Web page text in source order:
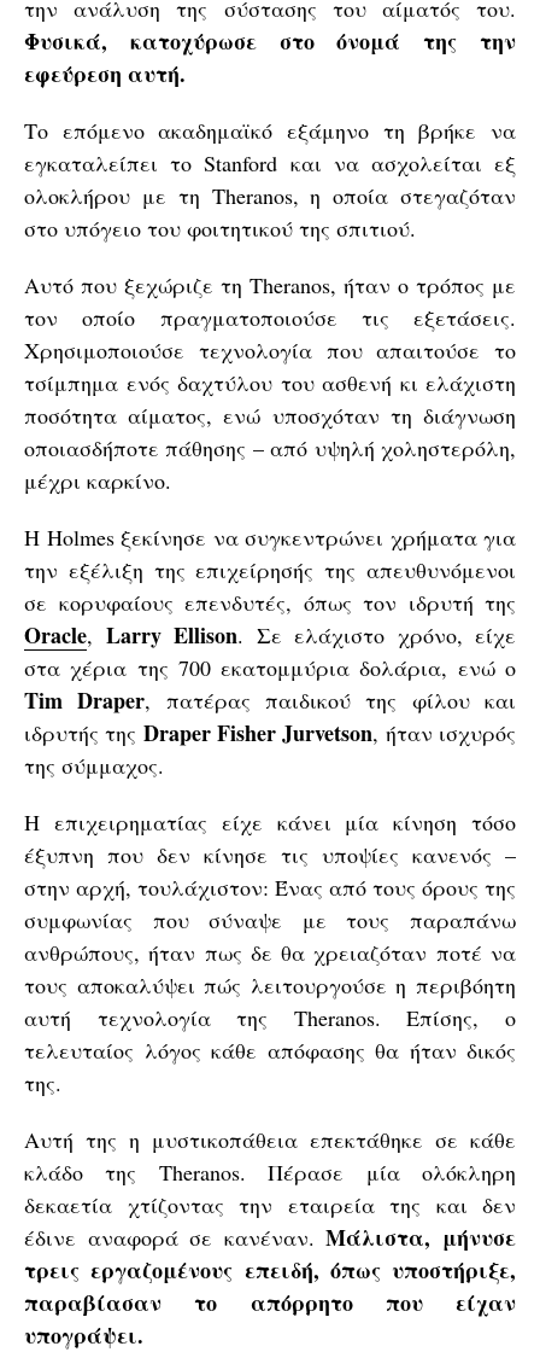
την ανάλυση της σύστασης του αίματός του.
Φυσικά, κατοχύρωσε στο όνομά της την
εφεύρεση αυτή.
Το επόμενο ακαδημαϊκό εξάμηνο τη βρήκε να
εγκαταλείπει το Stanford και να ασχολείται εξ
ολοκλήρου με τη Theranos, η οποία στεγαζόταν
στο υπόγειο του φοιτητικού της σπιτιού.
Αυτό που ξεχώριζε τη Theranos, ήταν ο τρόπος με
τον οποίο πραγματοποιούσε τις εξετάσεις.
Χρησιμοποιούσε τεχνολογία που απαιτούσε το
τσίμπημα ενός δαχτύλου του ασθενή κι ελάχιστη
ποσότητα αίματος, ενώ υποσχόταν τη διάγνωση
οποιασδήποτε πάθησης – από υψηλή χοληστερόλη,
μέχρι καρκίνο.
Η Holmes ξεκίνησε να συγκεντρώνει χρήματα για
την εξέλιξη της επιχείρησής της απευθυνόμενοι
σε κορυφαίους επενδυτές, όπως τον ιδρυτή της
Oracle, Larry Ellison. Σε ελάχιστο χρόνο, είχε
στα χέρια της 700 εκατομμύρια δολάρια, ενώ ο
Tim Draper, πατέρας παιδικού της φίλου και
ιδρυτής της Draper Fisher Jurvetson, ήταν ισχυρός
της σύμμαχος.
Η επιχειρηματίας είχε κάνει μία κίνηση τόσο
έξυπνη που δεν κίνησε τις υποψίες κανενός –
στην αρχή, τουλάχιστον: Ένας από τους όρους της
συμφωνίας που σύναψε με τους παραπάνω
ανθρώπους, ήταν πως δε θα χρειαζόταν ποτέ να
τους αποκαλύψει πώς λειτουργούσε η περιβόητη
αυτή τεχνολογία της Theranos. Επίσης, ο
τελευταίος λόγος κάθε απόφασης θα ήταν δικός
της.
Αυτή της η μυστικοπάθεια επεκτάθηκε σε κάθε
κλάδο της Theranos. Πέρασε μία ολόκληρη
δεκαετία χτίζοντας την εταιρεία της και δεν
έδινε αναφορά σε κανέναν.Μάλιστα, μήνυσε
τρεις εργαζομένους επειδή, όπως υποστήριξε,
παραβίασαν το απόρρητο που είχαν
υπογράψει.